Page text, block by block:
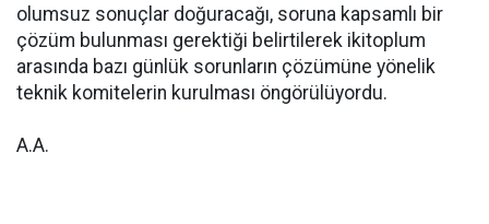
olumsuz sonuçlar doğuracağı, soruna kapsamlı bir
çözüm bulunması gerektiği belirtilerek ikitoplum
arasında bazı günlük sorunların çözümüne yönelik
teknik komitelerin kurulması öngörülüyordu.
A.A.